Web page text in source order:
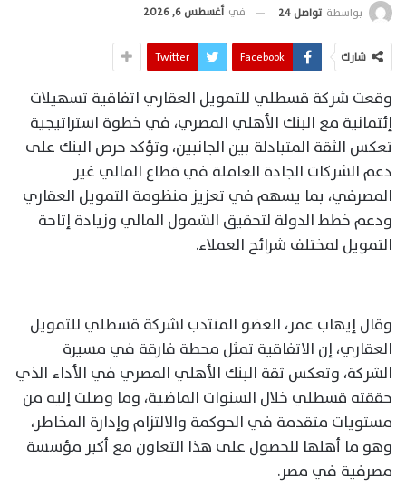
بواسطة تواصل 24 في أغسطس 6, 2026
شارك Facebook
Twitter
وقعت شركة قسطلي للتمويل العقاري اتفاقية تسهيلات
إئتمانية مع البنك الأهلي المصري، في خطوة استراتيجية
تعكس الثقة المتبادلة بين الجانبين، وتؤكد حرص البنك على
دعم الشركات الجادة العاملة في قطاع المالي غير
المصرفي، بما يسهم في تعزيز منظومة التمويل العقاري
ودعم خطط الدولة لتحقيق الشمول المالي وزيادة إتاحة
التمويل لمختلف شرائح العملاء.
وقال إيهاب عمر، العضو المنتدب لشركة قسطلي للتمويل
العقاري، إن الاتفاقية تمثل محطة فارقة في مسيرة
الشركة، وتعكس ثقة البنك الأهلي المصري في الأداء الذي
حققته قسطلي خلال السنوات الماضية، وما وصلت إليه من
مستويات متقدمة في الحوكمة والالتزام وإدارة المخاطر،
وهو ما أهلها للحصول على هذا التعاون مع أكبر مؤسسة
مصرفية في مصر.